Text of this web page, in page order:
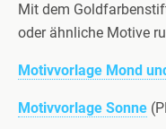
Mit dem
oder ähnliche Motive
Motivvorlage Mond
Motivvorlage Sonne